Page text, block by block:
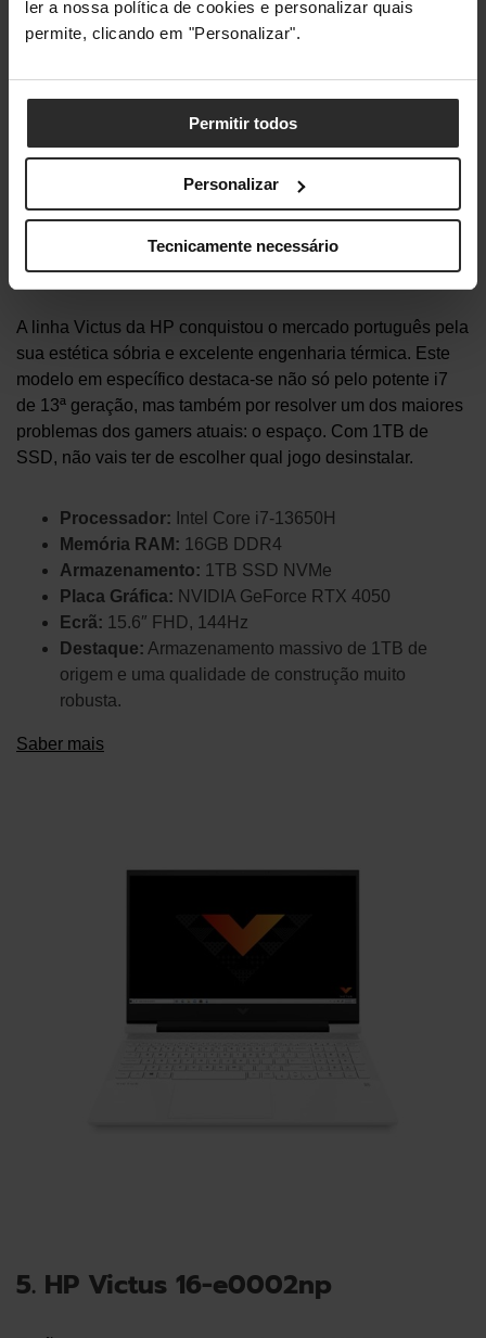
ler a nossa política de cookies e personalizar quais
permite, clicando em "Personalizar".
Permitir todos
Personalizar
Tecnicamente necessário
4. HP Victus 15-fa2026np
Desempenho bruto e 1TB de espaço
A linha Victus da HP conquistou o mercado português pela
sua estética sóbria e excelente engenharia térmica. Este
modelo em específico destaca-se não só pelo potente i7
de 13ª geração, mas também por resolver um dos maiores
problemas dos gamers atuais: o espaço. Com 1TB de
SSD, não vais ter de escolher qual jogo desinstalar.
Processador: Intel Core i7-13650H
Memória RAM: 16GB DDR4
Armazenamento: 1TB SSD NVMe
Placa Gráfica: NVIDIA GeForce RTX 4050
Ecrã: 15.6″ FHD, 144Hz
Destaque: Armazenamento massivo de 1TB de
origem e uma qualidade de construção muito
robusta.
Saber mais
5. HP Victus 16-e0002np